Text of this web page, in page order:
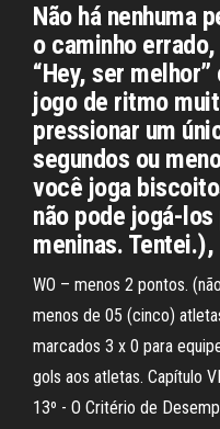
Não há nenhuma
o caminho
“Hey, ser
jogo de ritmo
pressionar um
segundos ou
você joga
não pode jogá-
meninas. Tentei.),
WO – menos 2 pontos.
menos de 05 (cinco)
marcados 3 x 0 para
gols aos atletas. Capítulo
13º - O Critério de